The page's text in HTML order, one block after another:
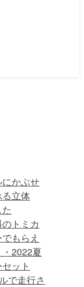
にかぶせ
立体
トミカ
もらえ
2022夏
ット
で走行さ